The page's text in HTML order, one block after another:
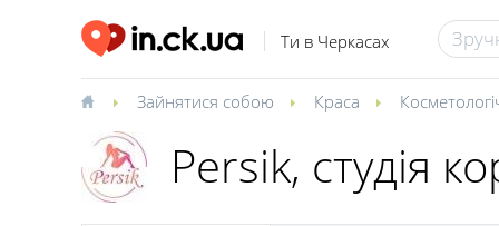
Ти в Черкасах
Зайнятися собою Краса
Persik, студія